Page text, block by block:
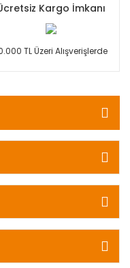
Kargo İmkanı
TL Üzeri Alışverişlerde